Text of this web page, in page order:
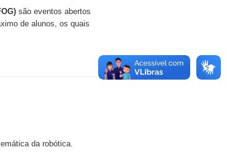
são eventos abertos
de alunos, os quais
da robótica.